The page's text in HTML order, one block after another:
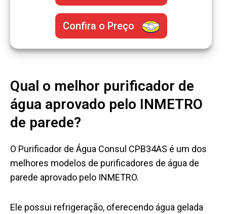
Confira o Preço
Qual o melhor purificador de
água aprovado pelo INMETRO
de parede?
O Purificador de Água Consul CPB34AS é um dos
melhores modelos de purificadores de água de
parede aprovado pelo INMETRO.
Ele possui refrigeração, oferecendo água gelada